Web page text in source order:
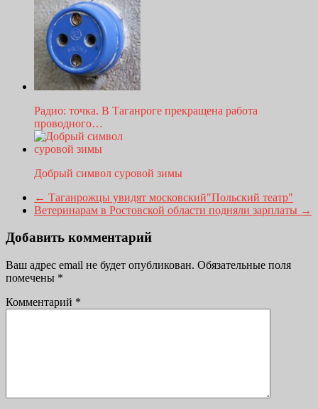
Радио: точка. В Таганроге прекращена работа
проводного…
Добрый символ суровой зимы
← Таганрожцы увидят московский"Польский театр"
Ветеринарам в Ростовской области подняли зарплаты →
Добавить комментарий
Ваш адрес email не будет опубликован. Обязательные поля
помечены *
Комментарий *